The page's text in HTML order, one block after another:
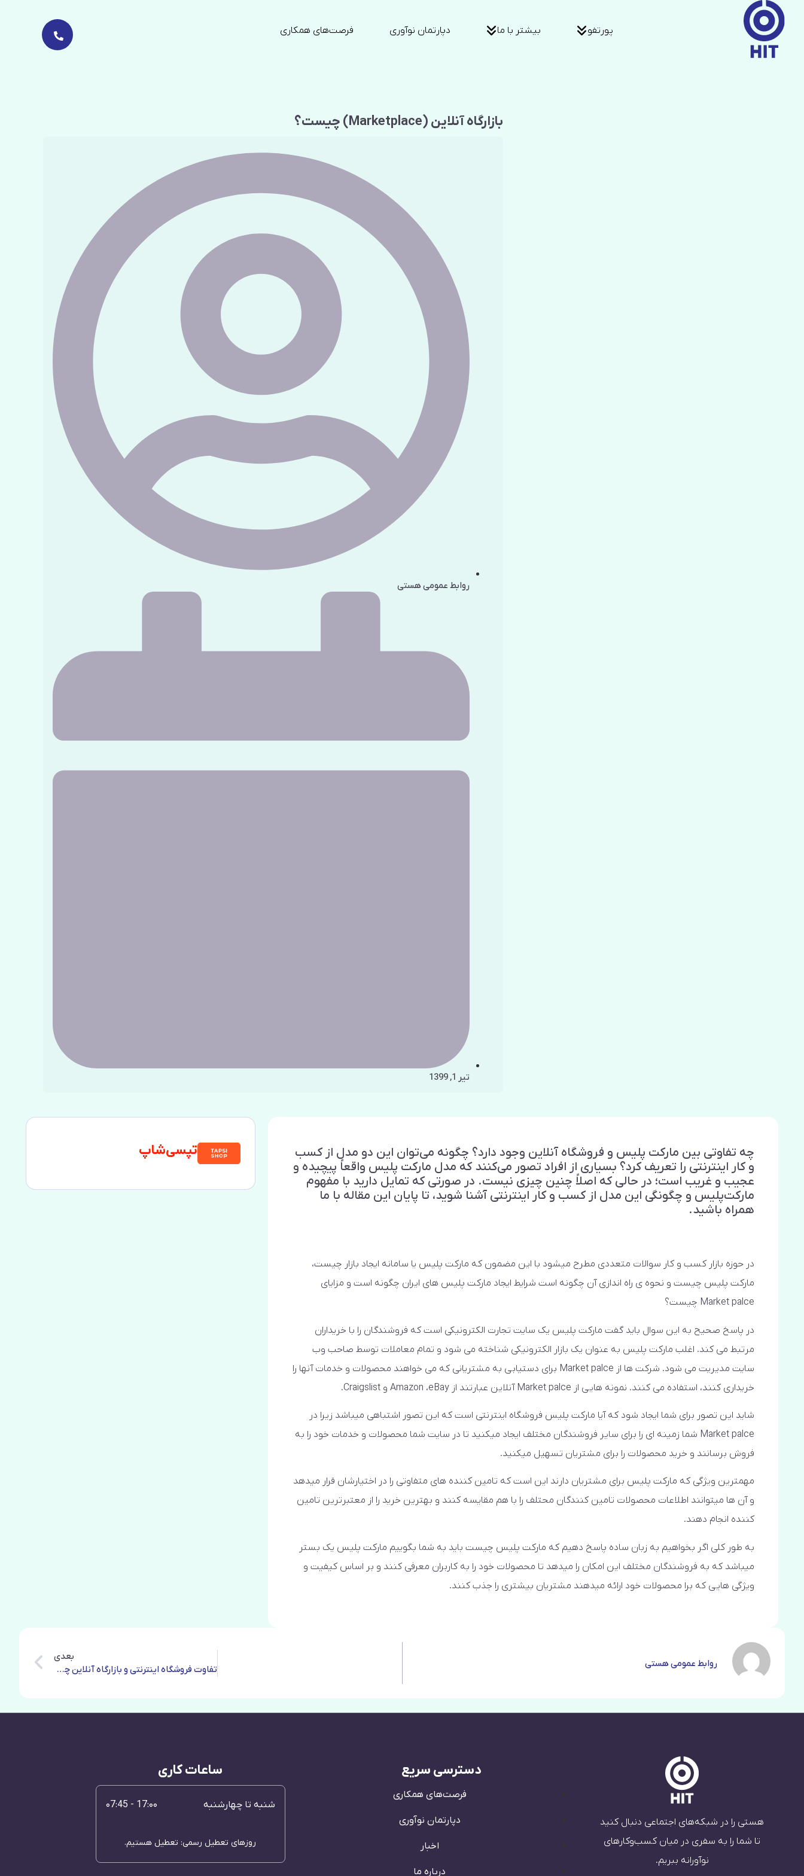
پورتفو بیشتر با ما دپارتمان نوآوری فرصت‌های همکاری
بازارگاه آنلاین (Marketplace) چیست؟
روابط عمومی هستی
تیر 1, 1399
چه تفاوتی بین مارکت پلیس و فروشگاه آنلاین وجود دارد؟ چگونه می‌توان این دو مدل از کسب
و کار اینترنتی را تعریف کرد؟ بسیاری از افراد تصور می‌کنند که مدل مارکت پلیس واقعاً پیچیده و
عجیب و غریب است؛ در حالی که اصلاً چنین چیزی نیست. در صورتی که تمایل دارید با مفهوم
مارکت‌پلیس و چگونگی این مدل از کسب و کار اینترنتی آشنا شوید، تا پایان این مقاله با ما
همراه باشید.
در حوزه بازار کسب و کار سوالات متعددی مطرح میشود با این مضمون که مارکت پلیس یا سامانه ایجاد بازار چیست،
مارکت پلیس چیست و نحوه ی راه اندازی آن چگونه است شرایط ایجاد مارکت پلیس های ایران چگونه است و مزایای
Market palce چیست؟
در پاسخ صحیح به این سوال باید گفت مارکت پلیس یک سایت تجارت الکترونیکی است که فروشندگان را با خریداران
مرتبط می کند. اغلب مارکت پلیس به عنوان یک بازار الکترونیکی شناخته می شود و تمام معاملات توسط صاحب وب
سایت مدیریت می شود. شرکت ها از Market palce برای دستیابی به مشتریانی که می خواهند محصولات و خدمات آنها را
خریداری کنند، استفاده می کنند. نمونه هایی از Market palce آنلاین عبارتند از Amazon ،eBay و Craigslist.
شاید این تصور برای شما ایجاد شود که آیا مارکت پلیس فروشگاه اینترنتی است که این تصور اشتباهی میباشد زیرا در
Market palce شما زمینه ای را برای سایر فروشندگان مختلف ایجاد میکنید تا در سایت شما محصولات و خدمات خود را به
فروش برسانند و خرید محصولات را برای مشتریان تسهیل میکنید.
مهمترین ویژگی که مارکت پلیس برای مشتریان دارند این است که تامین کننده های متفاوتی را در اختیارشان قرار میدهد
و آن ها میتوانند اطلاعات محصولات تامین کنندگان محتلف را با هم مقایسه کنند و بهترین خرید را از معتبرترین تامین
کننده انجام دهند.
به طور کلی اگر بخواهیم به زبان ساده پاسخ دهیم که مارکت پلیس چیست باید به شما بگوییم مارکت پلیس یک بستر
میباشد که به فروشندگان مختلف این امکان را میدهد تا محصولات خود را به کاربران معرفی کنند و بر اساس کیفیت و
ویژگی هایی که برا محصولات خود ارائه میدهند مشتریان بیشتری را جذب کنند.
تپسی‌شاپ
روابط عمومی هستی
بعدی
تفاوت فروشگاه اینترنتی و بازارگاه آنلاین چیست؟
هستی را در شبکه‌های اجتماعی دنبال کنید
تا شما را به سفری در میان کسب‌وکارهای
نوآورانه ببریم.
دسترسی سریع
فرصت‌های همکاری
دپارتمان نوآوری
اخبار
درباره ما
ساعات کاری
شنبه تا چهارشنبه 17:۰۰ - ۰7:45
روزهای تعطیل رسمی: تعطیل هستیم.